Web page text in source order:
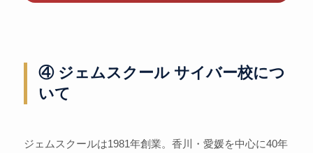
④ ジェムスクール サイバー校につ
いて
ジェムスクールは1981年創業。香川・愛媛を中心に40年